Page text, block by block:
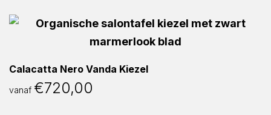
Calacatta Nero Vanda Kiezel
vanaf €720,00